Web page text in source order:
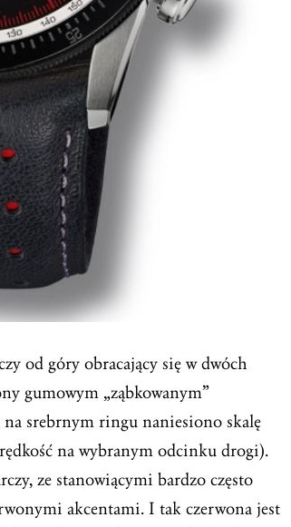
od góry obracający się w dwóch
gumowym „ząbkowanym”
na srebrnym ringu naniesiono skalę
na wybranym odcinku drogi).
ze stanowiącymi bardzo często
akcentami. I tak czerwona jest